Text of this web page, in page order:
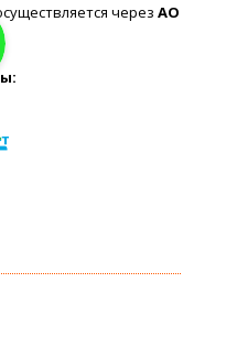
черезАО